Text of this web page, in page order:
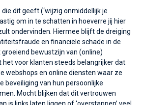
dit geeft (‘wijzig onmiddellijk je
om in te schatten in hoeverre jij hier
ondervinden. Hiermee blijft de dreiging
en financiële schade in de
groeiend bewustzijn van (online)
het voor klanten steeds belangrijker dat
webshops en online diensten waar ze
beveiliging van hun persoonlijke
Mocht blijken dat dit vertrouwen
is links laten liggen of ‘overstappen’ veel